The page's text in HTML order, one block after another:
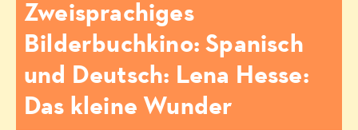
Zweisprachiges
Bilderbuchkino: Spanisch
und Deutsch: Lena Hesse:
Das kleine Wunder